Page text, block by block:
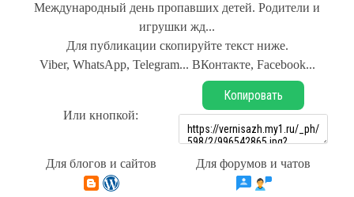
Международный день пропавших детей. Родители и
игрушки жд...
Для публикации скопируйте текст ниже.
Viber, WhatsApp, Telegram... ВКонтакте, Facebook...
Или кнопкой:
Копировать
Для блогов и сайтов Для форумов и чатов